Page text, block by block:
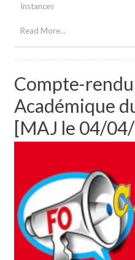
Instances
Read More...
Compte-
Académique
[MAJ le 04/